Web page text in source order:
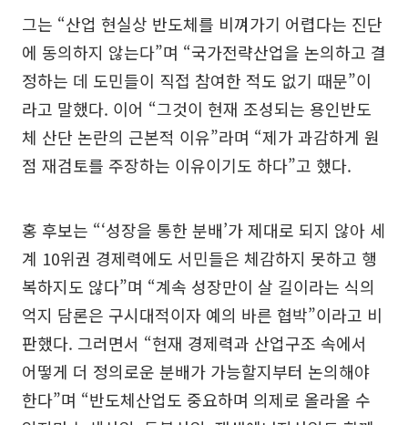
그는 “산업 현실상 반도체를 비껴가기 어렵다는 진단
에 동의하지 않는다”며 “국가전략산업을 논의하고 결
정하는 데 도민들이 직접 참여한 적도 없기 때문”이
라고 말했다. 이어 “그것이 현재 조성되는 용인반도
체 산단 논란의 근본적 이유”라며 “제가 과감하게 원
점 재검토를 주장하는 이유이기도 하다”고 했다.
홍 후보는 “‘성장을 통한 분배’가 제대로 되지 않아 세
계 10위권 경제력에도 서민들은 체감하지 못하고 행
복하지도 않다”며 “계속 성장만이 살 길이라는 식의
억지 담론은 구시대적이자 예의 바른 협박”이라고 비
판했다. 그러면서 “현재 경제력과 산업구조 속에서
어떻게 더 정의로운 분배가 가능할지부터 논의해야
한다”며 “반도체산업도 중요하며 의제로 올라올 수